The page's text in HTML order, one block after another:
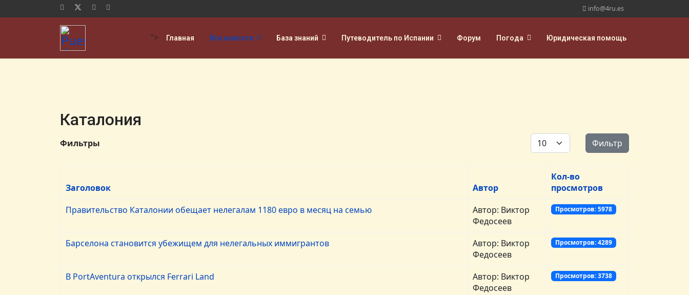
info@4ru.es
"> Главная Все новости База знаний Путеводитель по Испании Форум Погода Юридическая помощь
Каталония
Фильтры Кол-во строк: Фильтр
Заголовок Автор
Кол-во
просмотров
Правительство Каталонии обещает нелегалам 1180 евро в месяц на семью
Автор: Виктор
Федосеев
Просмотров: 5978
Барселона становится убежищем для нелегальных иммигрантов
Автор: Виктор
Федосеев
Просмотров: 4289
В PortAventura открылся Ferrari Land
Автор: Виктор
Федосеев
Просмотров: 3738